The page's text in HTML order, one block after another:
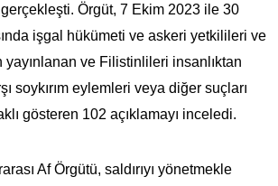
Örgüt, 7 Ekim 2023 ile 30
işgal hükümeti ve askeri yetkilileri ve
yayınlanan ve Filistinlileri insanlıktan
soykırım eylemleri veya diğer suçları
gösteren 102 açıklamayı inceledi.
Af Örgütü, saldırıyı yönetmekle